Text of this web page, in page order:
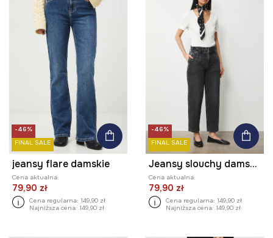
-46%
FINAL SALE
jeansy flare damskie
Cena aktualna:
79,90 zł
Cena regularna: 149,90 zł
Najniższa cena: 149,90 zł
-46%
FINAL SALE
Jeansy slouchy damskie
Cena aktualna:
79,90 zł
Cena regularna: 149,90 zł
Najniższa cena: 149,90 zł